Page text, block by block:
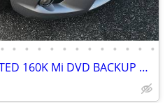
• • • • • • • • • • • • •
2011 TOYOTA SIENNA LIMITED 160K Mi DVD BACKUP CAM NAVI LEATHER 3er RD